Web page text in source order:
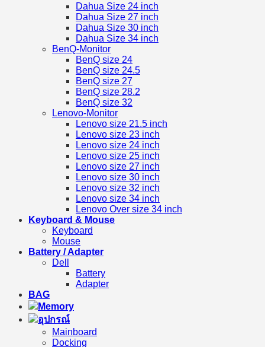
Dahua Size 24 inch
Dahua Size 27 inch
Dahua Size 30 inch
Dahua Size 34 inch
BenQ-Monitor
BenQ size 24
BenQ size 24.5
BenQ size 27
BenQ size 28.2
BenQ size 32
Lenovo-Monitor
Lenovo size 21.5 inch
Lenovo size 23 inch
Lenovo size 24 inch
Lenovo size 25 inch
Lenovo size 27 inch
Lenovo size 30 inch
Lenovo size 32 inch
Lenovo size 34 inch
Lenovo Over size 34 inch
Keyboard & Mouse
Keyboard
Mouse
Battery / Adapter
Dell
Battery
Adapter
BAG
Memory
อุปกรณ์
Mainboard
Docking